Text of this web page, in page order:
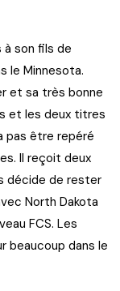
à son fils de
le Minnesota.
et sa très bonne
et les deux titres
pas être repéré
Il reçoit deux
décide de rester
North Dakota
FCS. Les
beaucoup dans le